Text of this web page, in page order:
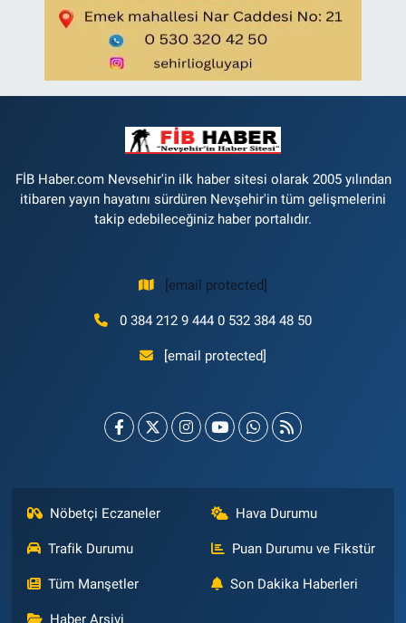
FİB Haber.com Nevsehir'in ilk haber sitesi olarak 2005 yılından
itibaren yayın hayatını sürdüren Nevşehir'in tüm gelişmelerini
takip edebileceğiniz haber portalıdır.
[email protected]
0 384 212 9 444 0 532 384 48 50
[email protected]
Nöbetçi Eczaneler Hava Durumu
Trafik Durumu Puan Durumu ve Fikstür
Tüm Manşetler Son Dakika Haberleri
Haber Arşivi